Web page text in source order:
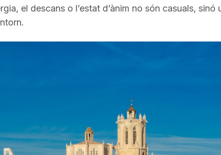
el descans o l’estat d’ànim no són casuals, sinó